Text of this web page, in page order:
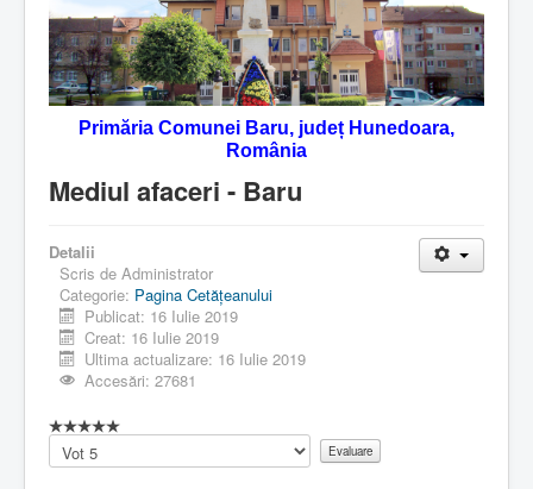
Despre noi
Noutăţi
Contact
Servicii Online
Primăria Comunei Baru, județ Hunedoara,
România
Mediul afaceri - Baru
Detalii
Scris de Administrator
Categorie: Pagina Cetăţeanului
Publicat: 16 Iulie 2019
Creat: 16 Iulie 2019
Ultima actualizare: 16 Iulie 2019
Accesări: 27681
Vă
rugăm